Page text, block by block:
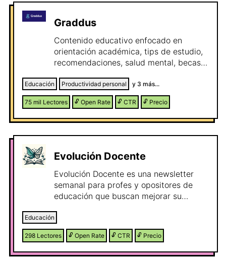
Graddus
Contenido educativo enfocado en
orientación académica, tips de estudio,
recomendaciones, salud mental, becas,
de usuarios se compone de estudiantes
entre 16 y 25 años que buscan
información para dirigir su futuro.
Educación Productividad personal y 3 más...
75 mil Lectores 🔓 Open Rate 🔓 CTR 🔓 Precio
Evolución Docente
Evolución Docente es una newsletter
semanal para profes y opositores de
educación que buscan mejorar su
e inteligencia artificial. En cada envío
compartimos claves para las
oposiciones, técnicas de memorización
Educación
298 Lectores 🔓 Open Rate 🔓 CTR 🔓 Precio